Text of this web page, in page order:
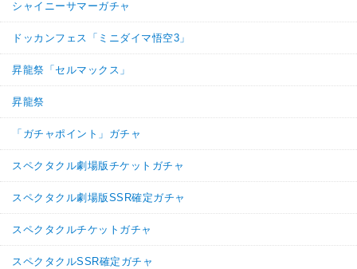
シャイニーサマーガチャ
ドッカンフェス「ミニダイマ悟空3」
昇龍祭「セルマックス」
昇龍祭
「ガチャポイント」ガチャ
スペクタクル劇場版チケットガチャ
スペクタクル劇場版SSR確定ガチャ
スペクタクルチケットガチャ
スペクタクルSSR確定ガチャ